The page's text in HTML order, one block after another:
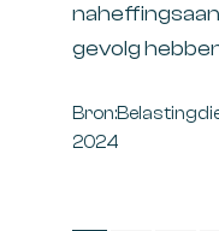
gevolg
2024